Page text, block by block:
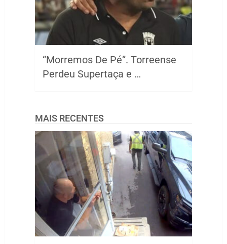
“Morremos De Pé”. Torreense
Perdeu Supertaça e …
MAIS RECENTES